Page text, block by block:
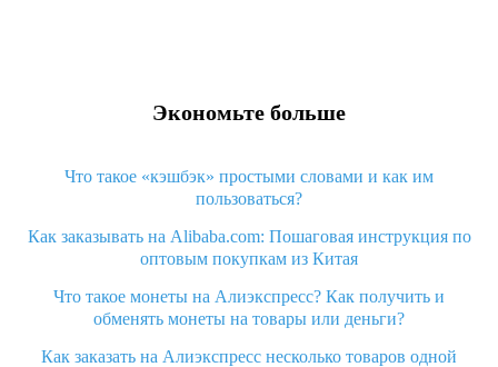
Экономьте больше
Что такое «кэшбэк» простыми словами и как им
пользоваться?
Как заказывать на Alibaba.com: Пошаговая инструкция по
оптовым покупкам из Китая
Что такое монеты на Алиэкспресс? Как получить и
обменять монеты на товары или деньги?
Как заказать на Алиэкспресс несколько товаров одной